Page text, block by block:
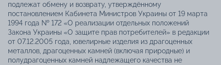
подлежат обмену и возврату, утверждённому
постановлением Кабинета Министров Украины от 19 марта
1994 года № 172 «О реализации отдельных положений
Закона Украины «О защите прав потребителей» в редакции
от 07.12.2005 года, ювелирные изделия из драгоценных
металлов, драгоценных камней (включая природные) и
полудрагоценных камней надлежащего качества не